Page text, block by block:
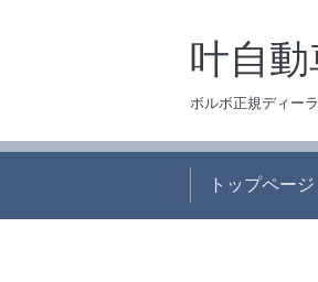
叶自動
ボルボ正規ディー
トップページ